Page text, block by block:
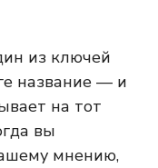
из ключей
название — и
на тот
вы
мнению,